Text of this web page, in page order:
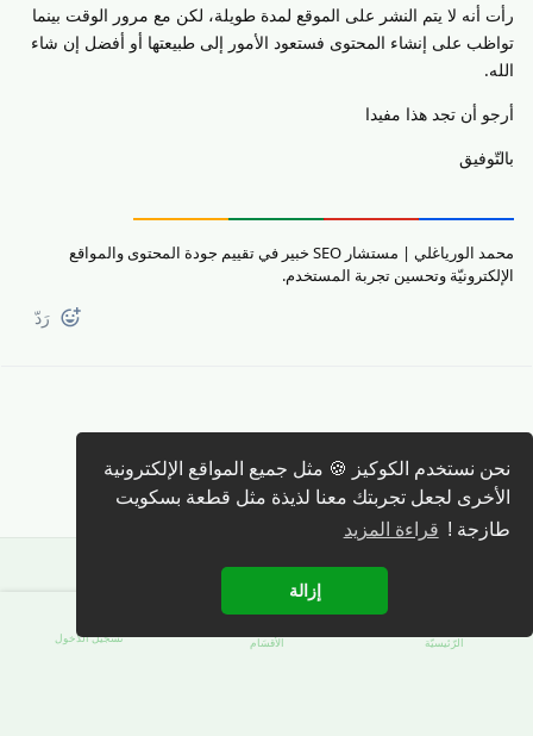
نحن نستخدم الكوكيز 🍪 مثل جميع المواقع الإلكترونية
الأخرى لجعل تجربتك معنا لذيذة مثل قطعة بسكويت
طازجة ! قراءة المزيد
إزالة
رأت أنه لا يتم النشر على الموقع لمدة طويلة، لكن مع مرور الوقت بينما
تواظب على إنشاء المحتوى فستعود الأمور إلى طبيعتها أو أفضل إن شاء
الله.
أرجو أن تجد هذا مفيدا
بالتّوفيق
محمد الورياغلي | مستشار SEO خبير في تقييم جودة المحتوى والمواقع
الإلكترونيّة وتحسين تجربة المستخدم.
رَدّ
كتابة رد 🖊️
الرّئيسيّة الأقسَام تسجيل الدّخول